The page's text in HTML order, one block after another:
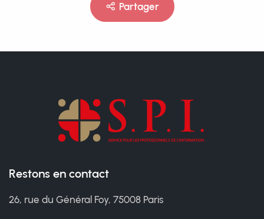
Partager
Restons en contact
26, rue du Général Foy, 75008 Paris